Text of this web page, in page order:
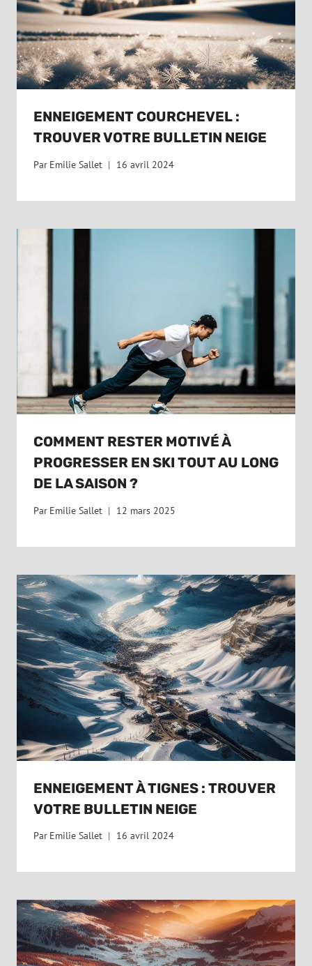
ENNEIGEMENT COURCHEVEL :
TROUVER VOTRE BULLETIN NEIGE
Par Emilie Sallet 16 avril 2024
COMMENT RESTER MOTIVÉ À
PROGRESSER EN SKI TOUT AU LONG
DE LA SAISON ?
Par Emilie Sallet 12 mars 2025
ENNEIGEMENT À TIGNES : TROUVER
VOTRE BULLETIN NEIGE
Par Emilie Sallet 16 avril 2024